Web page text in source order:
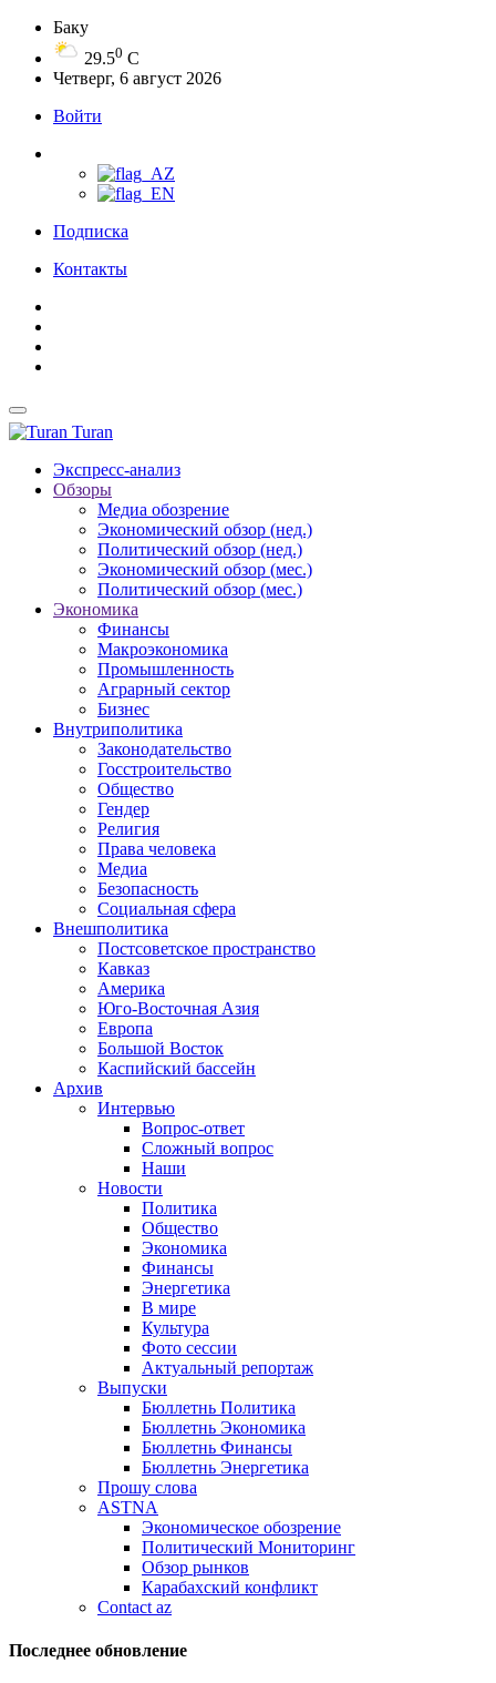
Баку
29.50 C
Четверг, 6 август 2026
Войти
Подписка
Контакты
Turan
Экспресс-анализ
Обзоры
Медиа обозрение
Экономический обзор (нед.)
Политический обзор (нед.)
Экономический обзор (мес.)
Политический обзор (мес.)
Экономика
Финансы
Макроэкономика
Промышленность
Аграрный сектор
Бизнес
Внутриполитика
Законодательство
Госстроительство
Общество
Гендер
Религия
Права человека
Медиа
Безопасность
Социальная сфера
Внешполитика
Постсоветское пространство
Кавказ
Америка
Юго-Восточная Азия
Европа
Большой Восток
Каспийский бассейн
Архив
Интервью
Вопрос-ответ
Сложный вопрос
Наши
Новости
Политика
Общество
Экономика
Финансы
Энергетика
В мире
Культура
Фото сессии
Актуальный репортаж
Выпуски
Бюллетнь Политика
Бюллетнь Экономика
Бюллетнь Финансы
Бюллетнь Энергетика
Прошу слова
ASTNA
Экономическое обозрение
Политический Мониторинг
Обзор рынков
Карабахский конфликт
Contact az
Последнее обновление